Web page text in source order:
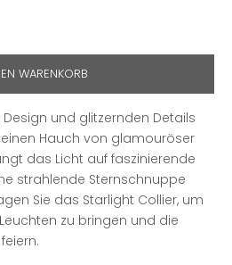
WARENKORB
und glitzernden Details
Hauch von glamouröser
das Licht auf faszinierende
strahlende Sternschnuppe
Sie das Starlight Collier, um
zu bringen und die